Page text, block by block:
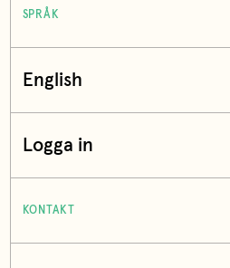
SPRÅK
English
Logga in
KONTAKT